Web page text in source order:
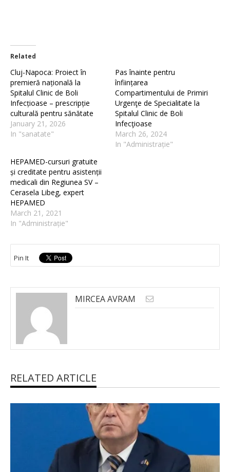
Related
Cluj-Napoca: Proiect în
premieră națională la
Spitalul Clinic de Boli
Infecțioase – prescripție
culturală pentru sănătate
January 21, 2026
In "sanatate"
Pas înainte pentru
înființarea
Compartimentului de Primiri
Urgenţe de Specialitate la
Spitalul Clinic de Boli
Infecţioase
March 26, 2024
In "Administrație"
HEPAMED-cursuri gratuite
și creditate pentru asistenții
medicali din Regiunea SV –
Cerasela Libeg, expert
HEPAMED
March 21, 2021
In "Administrație"
Pin It
MIRCEA AVRAM
RELATED ARTICLE